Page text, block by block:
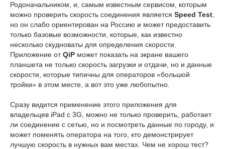
Родоначальником, и, самым известным сервисом, которым
можно проверить скорость соединения является Speed Test
но он слабо ориентирован на Россию и может предоставить
только базовые возможности, которые, как известно
несколько скудноваты для определения скорости.
Приложение отQiP может показать на экране вашего
планшета не только скорость загрузки и отдачи, но и данные
скорости, которые типичны для операторов «большой
тройки» в этом месте, а вот это уже любопытно.
Сразу видится применение этого приложения для
владельцев iPad с 3G, можно не только проверить, работает
ли соединение с сетью, но и посмотреть данные по городу, и
может поменять оператора на того, кто демонстрирует
лучшую скорость в нужных вам местах. Чем не хорош тест?